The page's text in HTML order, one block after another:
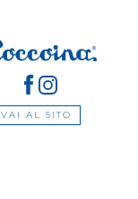
VAI AL SITO